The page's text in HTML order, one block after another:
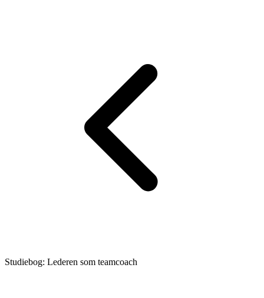
Studiebog: Lederen som teamcoach